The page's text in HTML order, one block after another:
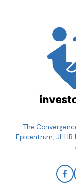
The
Epicentrum, Jl. HR